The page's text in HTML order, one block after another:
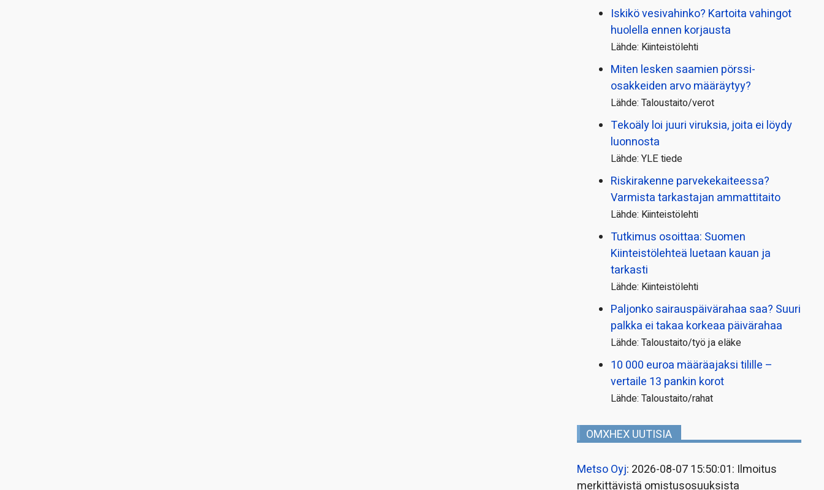
Iskikö vesivahinko? Kartoita vahingot
huolella ennen korjausta
Lähde: Kiinteistölehti
Miten lesken saamien pörssi­
osakkeiden arvo määräytyy?
Lähde: Taloustaito/verot
Tekoäly loi juuri viruksia, joita ei löydy
luonnosta
Lähde: YLE tiede
Riskirakenne parvekekaiteessa?
Varmista tarkastajan ammattitaito
Lähde: Kiinteistölehti
Tutkimus osoittaa: Suomen
Kiinteistölehteä luetaan kauan ja
tarkasti
Lähde: Kiinteistölehti
Paljonko sairauspäivä­rahaa saa? Suuri
palkka ei takaa korkeaa päivärahaa
Lähde: Taloustaito/työ ja eläke
10 000 euroa määräajaksi tilille –
vertaile 13 pankin korot
Lähde: Taloustaito/rahat
OMXHEX UUTISIA
Metso Oyj: 2026-08-07 15:50:01: Ilmoitus
merkittävistä omistusosuuksista